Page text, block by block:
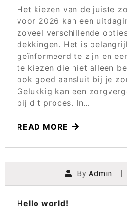
Het kiezen van de juiste
voor 2026 kan een
zoveel verschillende
dekkingen. Het is
geïnformeerd te zijn en
te kiezen die niet alleen
ook goed aansluit bij je
Gelukkig kan een
bij dit proces. In…
READ MORE
ByAdmin
Hello world!